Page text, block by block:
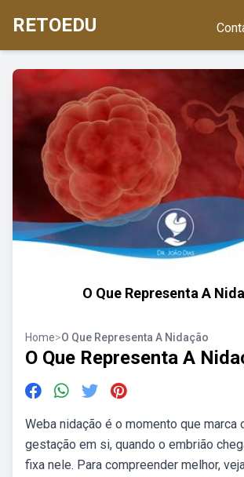
RETOEDU
O Que Representa A
Home>O Que Representa A Nidação
O Que Representa A
Weba nidação é o momento que marca
gestação em si, quando o embrião
fixa nele. Para compreender melhor,